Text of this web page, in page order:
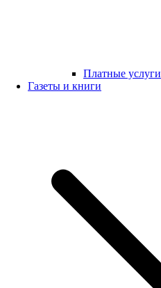
Платные услуги
Газеты и книги